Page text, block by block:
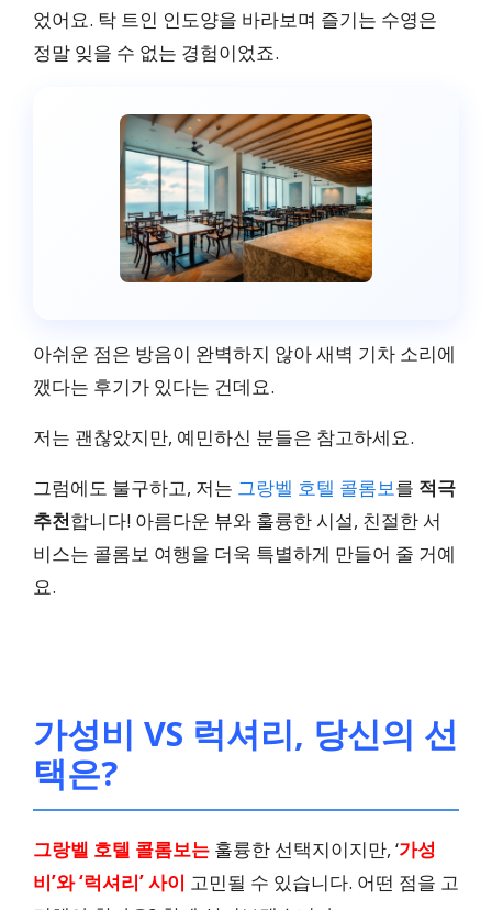
었어요. 탁 트인 인도양을 바라보며 즐기는 수영은
정말 잊을 수 없는 경험이었죠.
아쉬운 점은 방음이 완벽하지 않아 새벽 기차 소리에
깼다는 후기가 있다는 건데요.
저는 괜찮았지만, 예민하신 분들은 참고하세요.
그럼에도 불구하고, 저는 그랑벨 호텔 콜롬보를 적극
추천합니다! 아름다운 뷰와 훌륭한 시설, 친절한 서
비스는 콜롬보 여행을 더욱 특별하게 만들어 줄 거예
요.
가성비 VS 럭셔리, 당신의 선
택은?
그랑벨 호텔 콜롬보는 훌륭한 선택지이지만, ‘가성
비’와 ‘럭셔리’ 사이 고민될 수 있습니다. 어떤 점을 고